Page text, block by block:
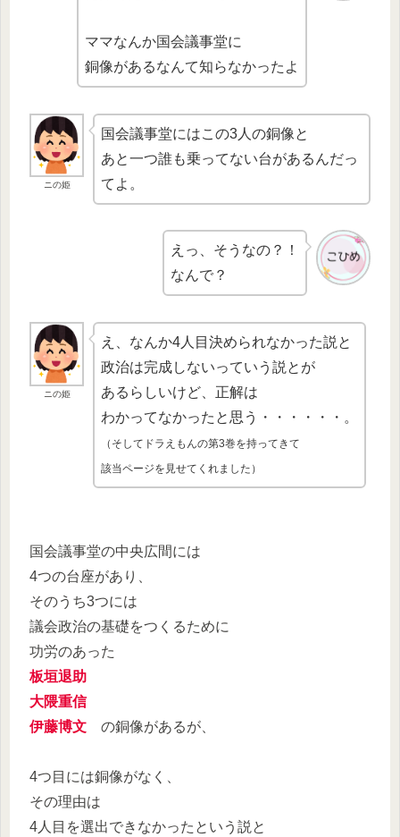
ママなんか国会議事堂に
銅像があるなんて知らなかったよ
ニの姫
国会議事堂にはこの3人の銅像と
あと一つ誰も乗ってない台があるんだっ
てよ。
えっ、そうなの？！
なんで？
ニの姫
え、なんか4人目決められなかった説と
政治は完成しないっていう説とが
あるらしいけど、正解は
わかってなかったと思う・・・・・・。
（そしてドラえもんの第3巻を持ってきて
該当ページを見せてくれました）
国会議事堂の中央広間には
4つの台座があり、
そのうち3つには
議会政治の基礎をつくるために
功労のあった
板垣退助
大隈重信
伊藤博文 の銅像があるが、
4つ目には銅像がなく、
その理由は
4人目を選出できなかったという説と